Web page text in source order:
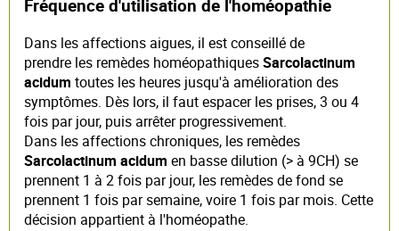
Fréquence d'utilisation de l'homéopathie
Dans les affections aigues, il est conseillé de
prendre les remèdes homéopathiquesSarcolactinum
acidum toutes les heures jusqu'à amélioration des
symptômes. Dès lors, il faut espacer les prises, 3 ou 4
fois par jour, puis arrêter progressivement.
Dans les affections chroniques, les remèdes
Sarcolactinum acidum en basse dilution (> à 9CH) se
prennent 1 à 2 fois par jour, les remèdes de fond se
prennent 1 fois par semaine, voire 1 fois par mois. Cette
décision appartient à l'homéopathe.